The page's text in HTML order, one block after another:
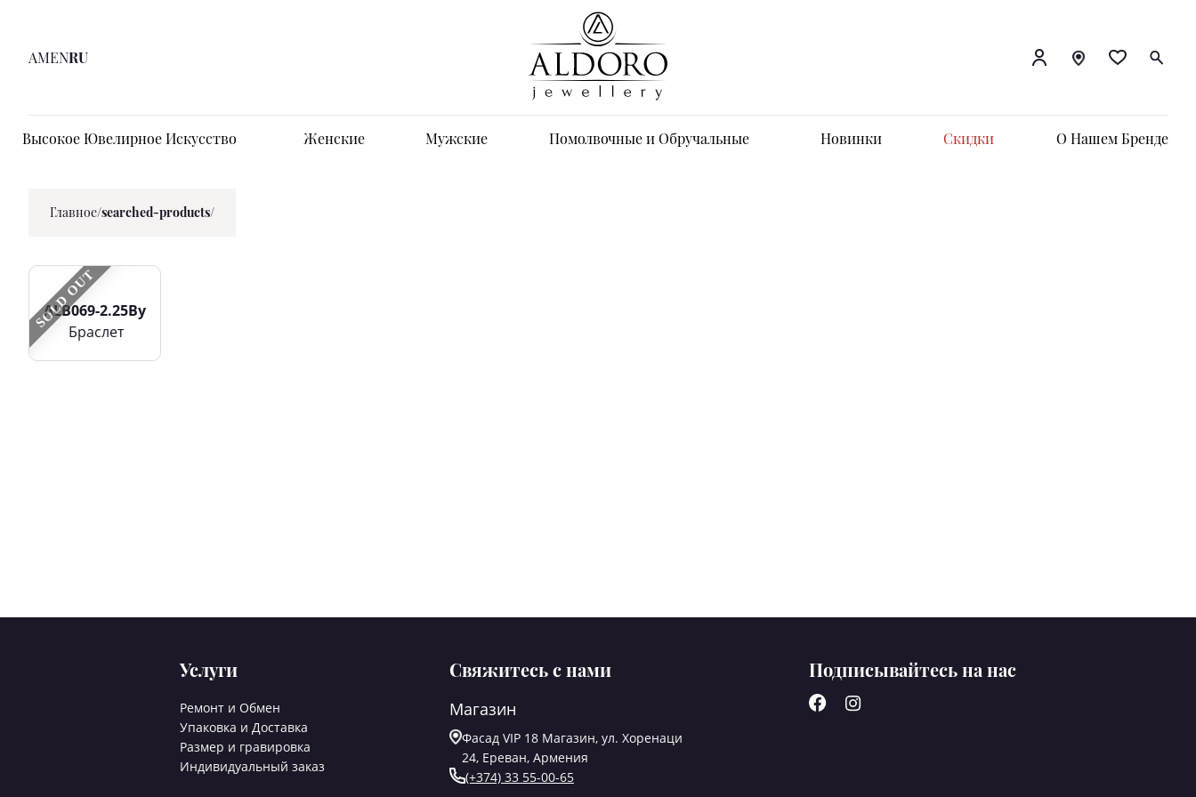
AMENRU
Высокое Ювелирное Искусство Женские Мужские Помолвочные и Обручальные Новинки Скидки О Нашем Бренде
Главное/searched-products/
SOLD OUT
ALB069-2.25By
Браслет
Услуги
Ремонт и Обмен
Упаковка и Доставка
Размер и гравировка
Индивидуальный заказ
Свяжитесь с нами
Магазин
Фасад VIP 18 Магазин, ул. Хоренаци
24, Ереван, Армения
(+374) 33 55-00-65
Подписывайтесь на нас